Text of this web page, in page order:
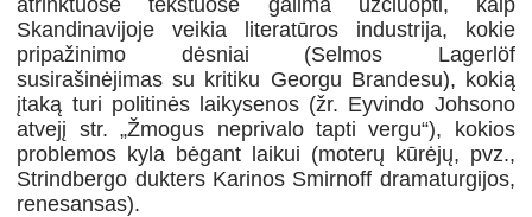
Skandinavijoje veikia literatūros industrija, kokie
pripažinimo dėsniai (Selmos Lagerlöf
susirašinėjimas su kritiku Georgu Brandesu), kokią
įtaką turi politinės laikysenos (žr. Eyvindo Johsono
atvejį str. „Žmogus neprivalo tapti vergu“), kokios
problemos kyla bėgant laikui (moterų kūrėjų, pvz.,
Strindbergo dukters Karinos Smirnoff dramaturgijos,
renesansas).